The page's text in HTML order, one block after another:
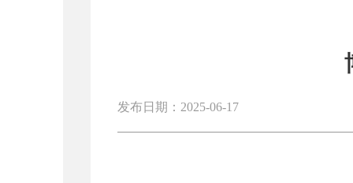
发布日期：2025-06-17